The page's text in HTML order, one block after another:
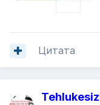
Цитата